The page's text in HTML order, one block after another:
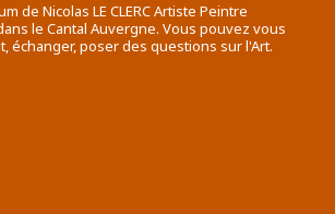
de Nicolas LE CLERC Artiste Peintre
le Cantal Auvergne. Vous pouvez vous
échanger, poser des questions sur l'Art.